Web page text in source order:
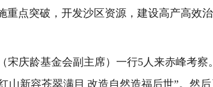
重点突破，开发沙区资源，建设高产高效
宋庆龄基金会副主席）一行5人来赤峰考察
山新容苍翠满目 改造自然造福后世”。然